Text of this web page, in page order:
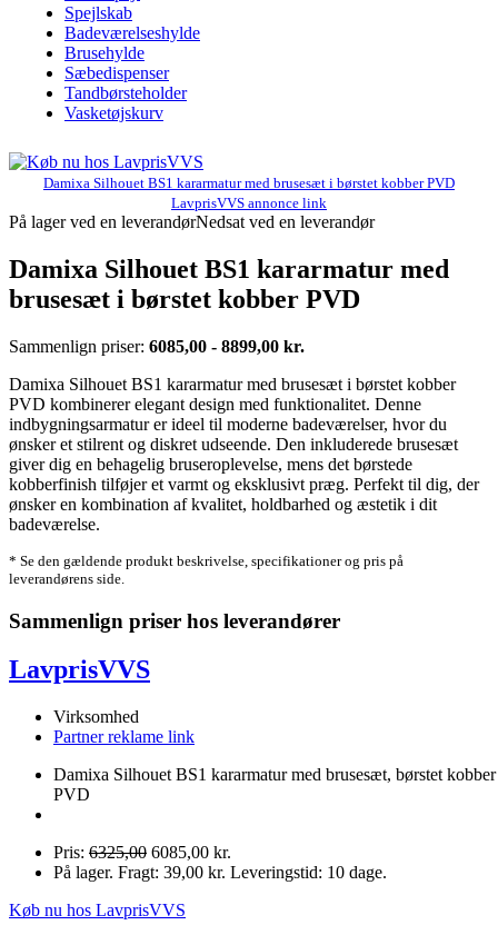
Spejlskab
Badeværelseshylde
Brusehylde
Sæbedispenser
Tandbørsteholder
Vasketøjskurv
Damixa Silhouet BS1 kararmatur med brusesæt i børstet kobber PVD
LavprisVVS annonce link
På lager ved en leverandørNedsat ved en leverandør
Damixa Silhouet BS1 kararmatur med
brusesæt i børstet kobber PVD
Sammenlign priser: 6085,00 - 8899,00 kr.
Damixa Silhouet BS1 kararmatur med brusesæt i børstet kobber
PVD kombinerer elegant design med funktionalitet. Denne
indbygningsarmatur er ideel til moderne badeværelser, hvor du
ønsker et stilrent og diskret udseende. Den inkluderede brusesæt
giver dig en behagelig bruseroplevelse, mens det børstede
kobberfinish tilføjer et varmt og eksklusivt præg. Perfekt til dig, der
ønsker en kombination af kvalitet, holdbarhed og æstetik i dit
badeværelse.
* Se den gældende produkt beskrivelse, specifikationer og pris på
leverandørens side.
Sammenlign priser hos leverandører
LavprisVVS
Virksomhed
Partner reklame link
Damixa Silhouet BS1 kararmatur med brusesæt, børstet kobber
PVD
Pris: 6325,00 6085,00 kr.
På lager. Fragt: 39,00 kr. Leveringstid: 10 dage.
Køb nu hos LavprisVVS